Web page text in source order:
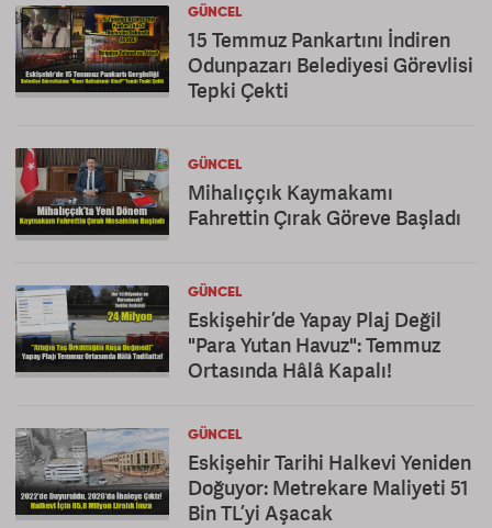
GÜNCEL
15 Temmuz Pankartını İndiren
Odunpazarı Belediyesi Görevlisi
Tepki Çekti
GÜNCEL
Mihalıççık Kaymakamı
Fahrettin Çırak Göreve Başladı
GÜNCEL
Eskişehir’de Yapay Plaj Değil
"Para Yutan Havuz": Temmuz
Ortasında Hâlâ Kapalı!
GÜNCEL
Eskişehir Tarihi Halkevi Yeniden
Doğuyor: Metrekare Maliyeti 51
Bin TL’yi Aşacak